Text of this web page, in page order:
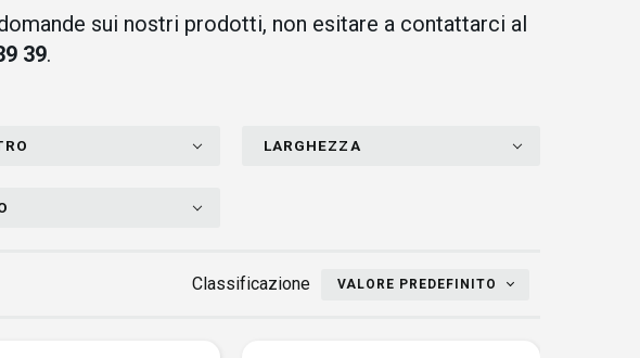
sui nostri prodotti, non esitare a contattarci al
39.
LARGHEZZA
Classificazione VALORE PREDEFINITO